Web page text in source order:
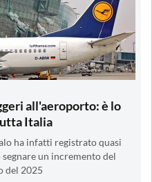
all'aeroporto: è lo
Italia
ha infatti registrato quasi
un incremento del
del 2025